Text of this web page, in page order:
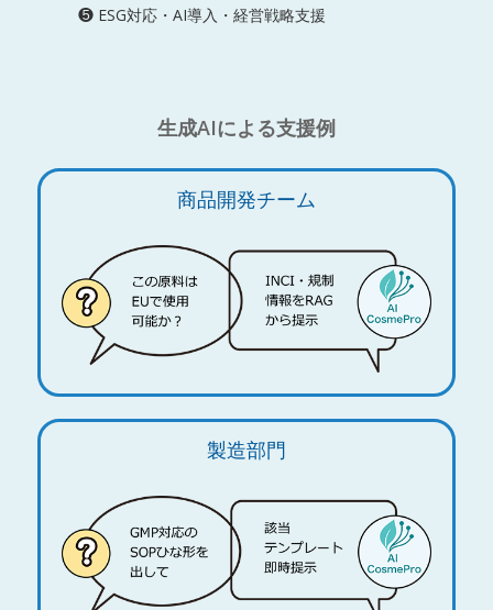
❺ ESG対応・AI導入・経営戦略支援
生成AIによる支援例
商品開発チーム
製造部門